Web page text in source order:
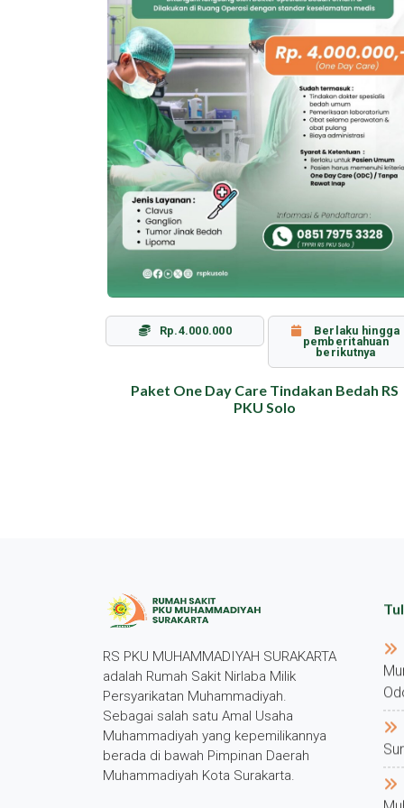
Rp.4.000.000
Berlaku hingga
pemberitahuan
berikutnya
Paket One Day Care Tindakan Bedah RS
PKU Solo
RS PKU MUHAMMADIYAH SURAKARTA
adalah Rumah Sakit Nirlaba Milik
Persyarikatan Muhammadiyah.
Sebagai salah satu Amal Usaha
Muhammadiyah yang kepemilikannya
berada di bawah Pimpinan Daerah
Muhammadiyah Kota Surakarta.